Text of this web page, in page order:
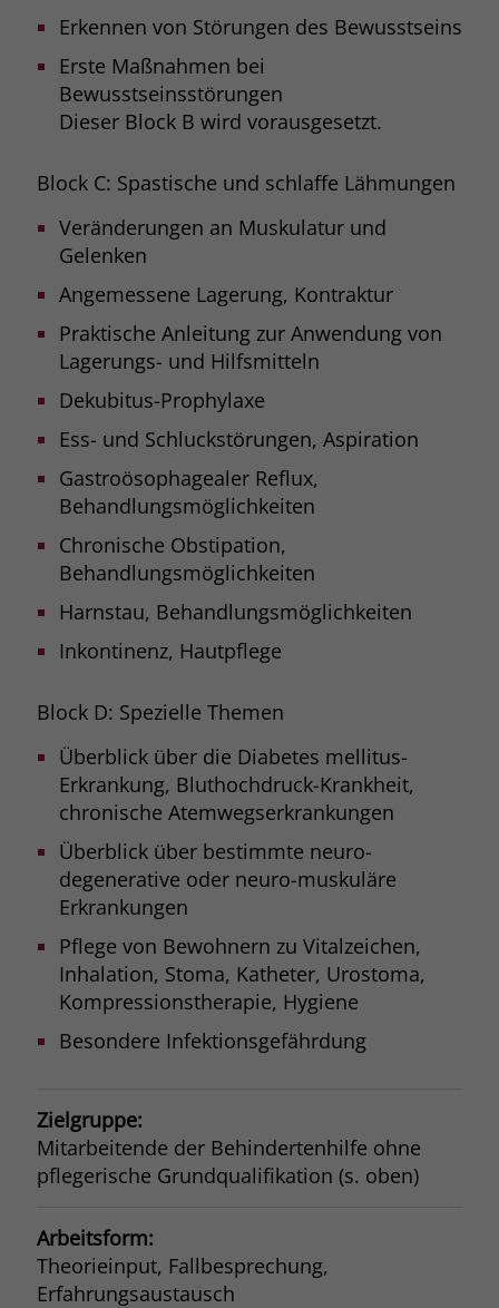
Erkennen von Störungen des Bewusstseins
Erste Maßnahmen bei
Bewusstseinsstörungen
Dieser Block B wird vorausgesetzt.
Block C: Spastische und schlaffe Lähmungen
Veränderungen an Muskulatur und
Gelenken
Angemessene Lagerung, Kontraktur
Praktische Anleitung zur Anwendung von
Lagerungs- und Hilfsmitteln
Dekubitus-Prophylaxe
Ess- und Schluckstörungen, Aspiration
Gastroösophagealer Reflux,
Behandlungsmöglichkeiten
Chronische Obstipation,
Behandlungsmöglichkeiten
Harnstau, Behandlungsmöglichkeiten
Inkontinenz, Hautpflege
Block D: Spezielle Themen
Überblick über die Diabetes mellitus-
Erkrankung, Bluthochdruck-Krankheit,
chronische Atemwegserkrankungen
Überblick über bestimmte neuro-
degenerative oder neuro-muskuläre
Erkrankungen
Pflege von Bewohnern zu Vitalzeichen,
Inhalation, Stoma, Katheter, Urostoma,
Kompressionstherapie, Hygiene
Besondere Infektionsgefährdung
Zielgruppe:
Mitarbeitende der Behindertenhilfe ohne
pflegerische Grundqualifikation (s. oben)
Arbeitsform:
Theorieinput, Fallbesprechung,
Erfahrungsaustausch